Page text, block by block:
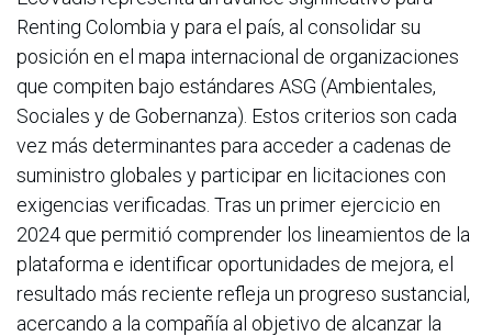
Renting Colombia y para el país, al consolidar su
posición en el mapa internacional de organizaciones
que compiten bajo estándares ASG (Ambientales,
Sociales y de Gobernanza). Estos criterios son cada
vez más determinantes para acceder a cadenas de
suministro globales y participar en licitaciones con
exigencias verificadas. Tras un primer ejercicio en
2024 que permitió comprender los lineamientos de la
plataforma e identificar oportunidades de mejora, el
resultado más reciente refleja un progreso sustancial,
acercando a la compañía al objetivo de alcanzar la